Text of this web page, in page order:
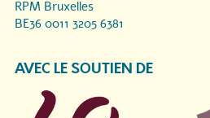
RPM Bruxelles
BE36 0011 3205 6381
AVEC LE SOUTIEN DE